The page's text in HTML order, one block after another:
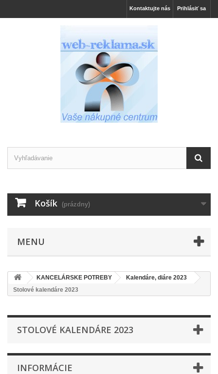
Prihlásiť sa
Kontaktujte nás
Košík (prázdny)
MENU
KANCELÁRSKE POTREBY
Kalendáre, diáre 2023
Stolové kalendáre 2023
STOLOVÉ KALENDÁRE 2023
INFORMÁCIE